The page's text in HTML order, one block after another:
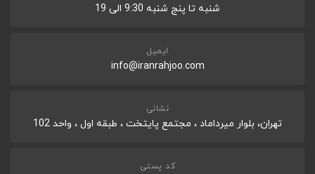
شنبه تا پنج شنبه 9:30 الی 19
ایمیل
info@iranrahjoo.com
نشانی
تهران، بلوار میرداماد ، مجتمع پایتخت ، طبقه اول ، واحد 102
کد پستی